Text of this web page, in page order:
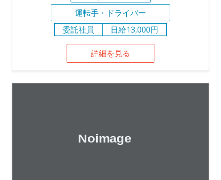
運転手・ドライバー
委託社員
日給13,000円
詳細を見る